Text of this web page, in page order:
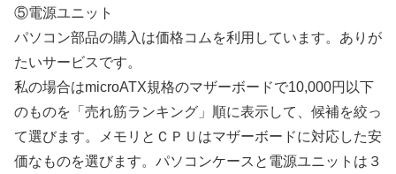
⑤電源ユニット
パソコン部品の購入は価格コムを利用しています。ありが
たいサービスです。
私の場合はmicroATX規格のマザーボードで10,000円以下
のものを「売れ筋ランキング」順に表示して、候補を絞っ
て選びます。メモリとＣＰＵはマザーボードに対応した安
価なものを選びます。パソコンケースと電源ユニットは３